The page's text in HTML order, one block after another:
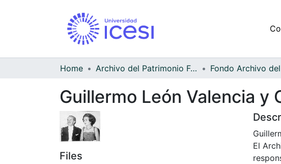
Home Archivo del Patrimonio Fotográfico y Fílmico del Valle del Cauca
Guillermo León Valencia y
Files
El